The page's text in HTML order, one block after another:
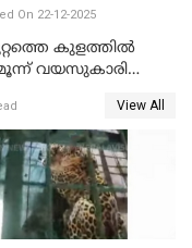
On 22-12-2025
കുളത്തിൽ
വയസുകാരി
View All